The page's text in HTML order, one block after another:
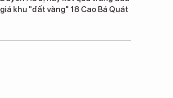
giá khu "đất vàng" 18 Cao Bá Quát